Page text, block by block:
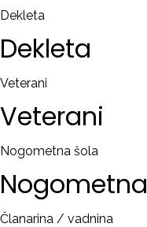
Dekleta
Dekleta
Veterani
Veterani
Nogometna šola
Nogometna
Članarina / vadnina